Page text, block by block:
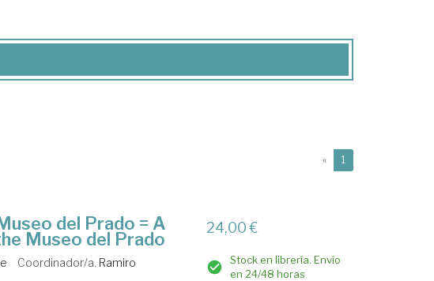
« 1
del Prado = A
Museo del Prado
Coordinador/a. Ramiro
24,00 €
Stock en librería. Envío
en 24/48 horas